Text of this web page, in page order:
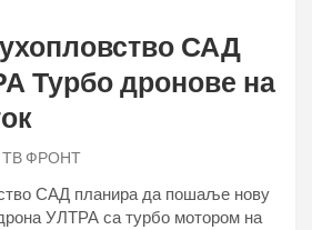
САД
Турбо дронове на
ТВ ФРОНТ
САД планира да пошаље нову
дрона УЛТРА са турбо мотором на